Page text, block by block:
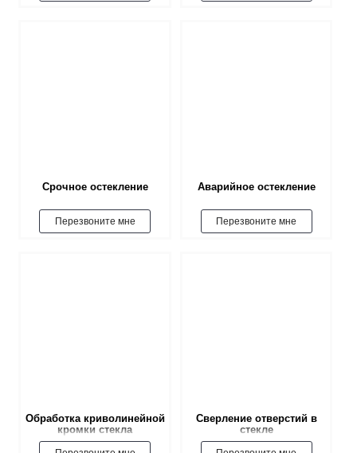
Срочное остекление
Перезвоните мне
Аварийное остекление
Перезвоните мне
Обработка криволинейной
кромки стекла
Сверление отверстий в
стекле